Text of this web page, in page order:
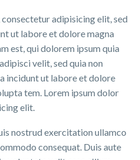
adipisicing elit, sed
ut labore et dolore magna
est, qui dolorem ipsum quia
velit, sed quia non
incidunt ut labore et dolore
tem. Lorem ipsum dolor
elit.
nostrud exercitation ullamco
consequat. Duis aute